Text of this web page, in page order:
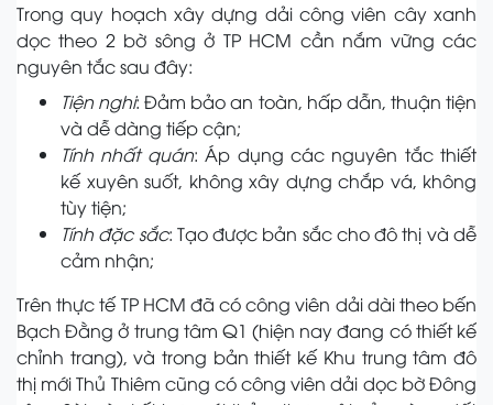
Trong quy hoạch xây dựng dải công viên cây xanh
dọc theo 2 bờ sông ở TP HCM cần nắm vững các
nguyên tắc sau đây:
Tiện nghi: Đảm bảo an toàn, hấp dẫn, thuận tiện
và dễ dàng tiếp cận;
Tính nhất quán: Áp dụng các nguyên tắc thiết
kế xuyên suốt, không xây dựng chắp vá, không
tùy tiện;
Tính đặc sắc: Tạo được bản sắc cho đô thị và dễ
cảm nhận;
Trên thực tế TP HCM đã có công viên dải dài theo bến
Bạch Đằng ở trung tâm Q1 (hiện nay đang có thiết kế
chỉnh trang), và trong bản thiết kế Khu trung tâm đô
thị mới Thủ Thiêm cũng có công viên dải dọc bờ Đông